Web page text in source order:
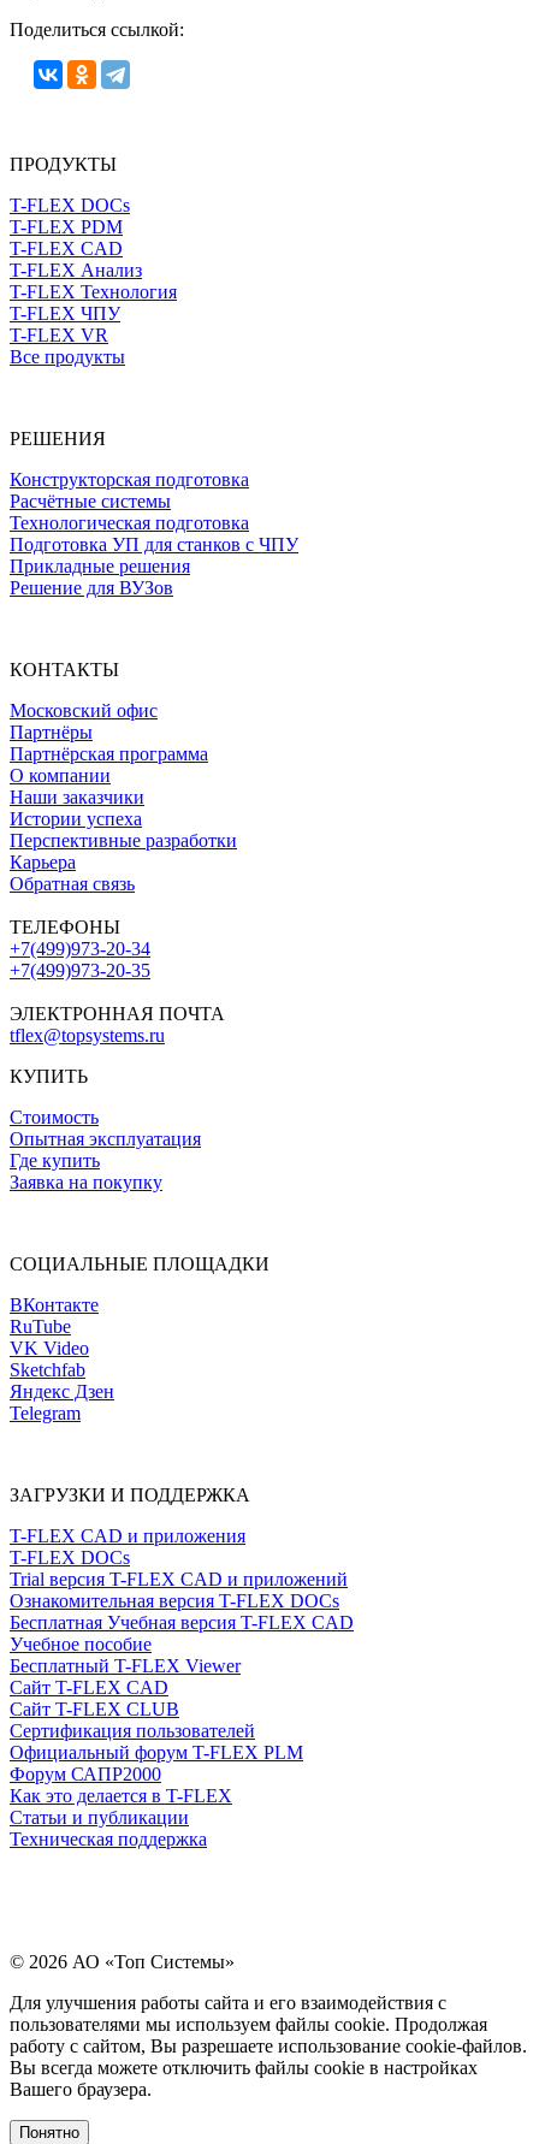
Поделиться ссылкой:
ПРОДУКТЫ
T-FLEX DOCs
T-FLEX PDM
T-FLEX CAD
T-FLEX Анализ
T-FLEX Технология
T-FLEX ЧПУ
T-FLEX VR
Все продукты
РЕШЕНИЯ
Конструкторская подготовка
Расчётные системы
Технологическая подготовка
Подготовка УП для станков с ЧПУ
Прикладные решения
Решение для ВУЗов
КОНТАКТЫ
Московский офис
Партнёры
Партнёрская программа
О компании
Наши заказчики
Истории успеха
Перспективные разработки
Карьера
Обратная связь
ТЕЛЕФОНЫ
+7(499)973-20-34
+7(499)973-20-35
ЭЛЕКТРОННАЯ ПОЧТА
tflex@topsystems.ru
КУПИТЬ
Стоимость
Опытная эксплуатация
Где купить
Заявка на покупку
СОЦИАЛЬНЫЕ ПЛОЩАДКИ
ВКонтакте
RuTube
VK Video
Sketchfab
Яндекс Дзен
Telegram
ЗАГРУЗКИ И ПОДДЕРЖКА
T-FLEX CAD и приложения
T-FLEX DOCs
Trial версия T-FLEX CAD и приложений
Ознакомительная версия T-FLEX DOCs
Бесплатная Учебная версия T-FLEX CAD
Учебное пособие
Бесплатный T-FLEX Viewer
Сайт T-FLEX CAD
Сайт T-FLEX CLUB
Сертификация пользователей
Официальный форум T-FLEX PLM
Форум САПР2000
Как это делается в T-FLEX
Статьи и публикации
Техническая поддержка
© 2026 АО «Топ Системы»
Для улучшения работы сайта и его взаимодействия с
пользователями мы используем файлы cookie. Продолжая
работу с сайтом, Вы разрешаете использование cookie-файлов.
Вы всегда можете отключить файлы cookie в настройках
Вашего браузера.
Понятно